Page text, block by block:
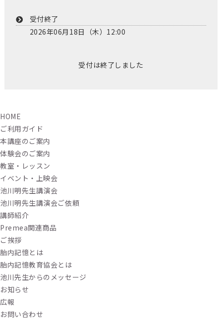
受付終了
2026年06月18日（木）12:00
受付は終了しました
HOME
ご利用ガイド
本講座のご案内
体験会のご案内
教室・レッスン
イベント・上映会
池川明先生講演会
池川明先生講演会ご依頼
講師紹介
Premea関連商品
ご挨拶
胎内記憶とは
胎内記憶教育協会とは
池川先生からのメッセージ
お知らせ
広報
お問い合わせ